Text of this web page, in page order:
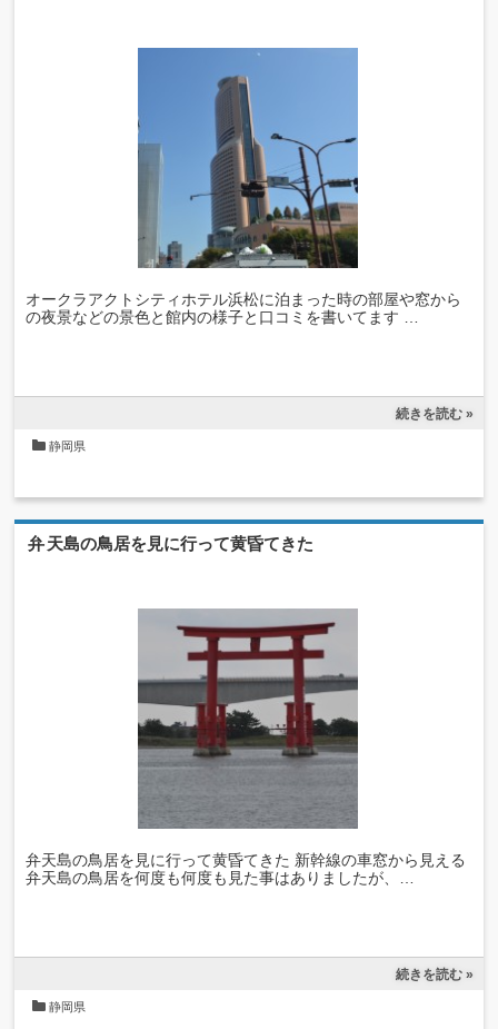
オークラアクトシティホテル浜松に泊まった時の部屋や窓から
の夜景などの景色と館内の様子と口コミを書いてます …
続きを読む »
静岡県
弁天島の鳥居を見に行って黄昏てきた
弁天島の鳥居を見に行って黄昏てきた 新幹線の車窓から見える
弁天島の鳥居を何度も何度も見た事はありましたが、…
続きを読む »
静岡県